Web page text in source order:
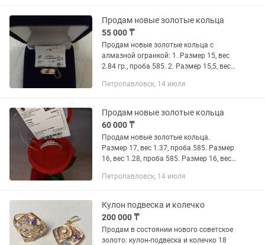
Продам новые золотые кольца
55 000 ₸
Продам новые золотые кольца с
алмазной огранкой: 1. Размер 15, вес
2.84 гр., проба 585. 2. Размер 15,5, вес
2.91гр, проба 585. 4. Размер 15, вес
Петропавловск, 14 июля
Продам новые золотые кольца
60 000 ₸
Продам новые золотые кольца.
Размер 17, вес 1.37, проба 585. Размер
16, вес 1.28, проба 585. Размер 16, вес
проба 585. Размер 17,5, вес 1.58,проба
Петропавловск, 14 июля
Кулон подвеска и колечко
200 000 ₸
Продам в состоянии нового советское
золото: кулон-подвеска и колечко 18